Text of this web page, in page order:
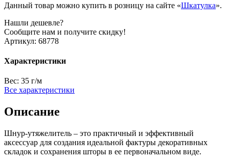
Данный товар можно купить в розницу на сайте «Шкатулка».
Нашли дешевле?
Сообщите нам и получите скидку!
Артикул: 68778
Характеристики
Вес: 35 г/м
Все характеристики
Описание
Шнур-утяжелитель – это практичный и эффективный
аксессуар для создания идеальной фактуры декоративных
складок и сохранения шторы в ее первоначальном виде.